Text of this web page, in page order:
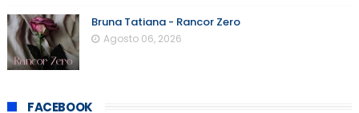
Bruna Tatiana - Rancor Zero
Agosto 06, 2026
FACEBOOK